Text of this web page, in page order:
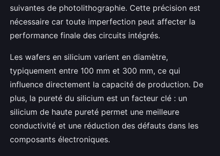
suivantes de photolithographie. Cette précision est
nécessaire car toute imperfection peut affecter la
performance finale des circuits intégrés.
Les wafers en silicium varient en diamètre,
typiquement entre 100 mm et 300 mm, ce qui
influence directement la capacité de production. De
plus, la pureté du silicium est un facteur clé : un
silicium de haute pureté permet une meilleure
conductivité et une réduction des défauts dans les
composants électroniques.